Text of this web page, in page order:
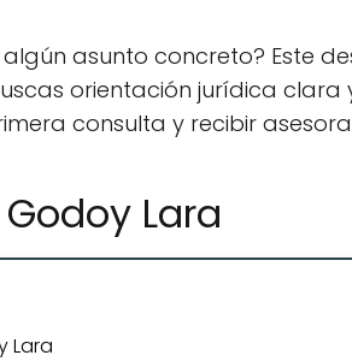
asunto concreto? Este
orientación jurídica
consulta y recibir
Lara
Lara